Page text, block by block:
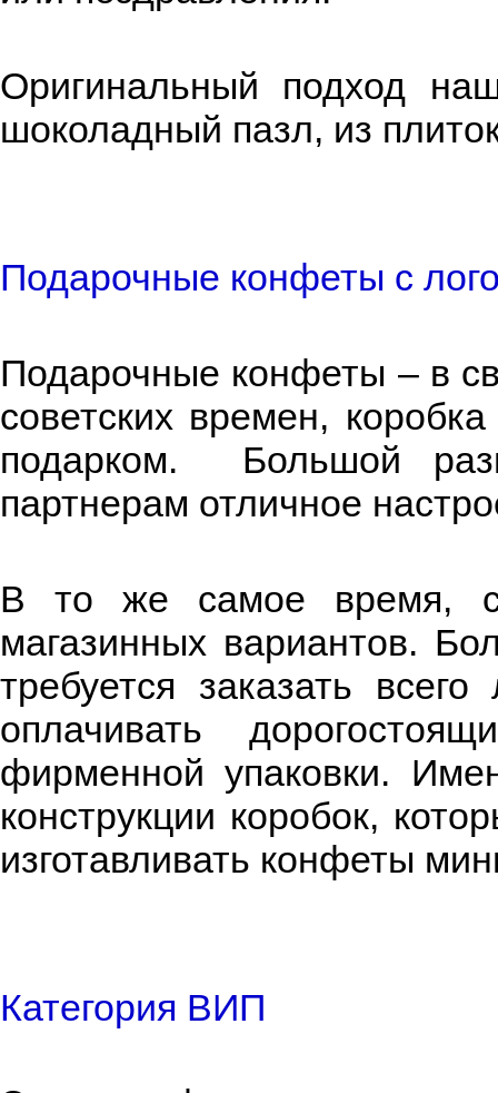
Оригинальный подход
шоколадный пазл, из
Подарочные конфеты с
Подарочные конфеты – в
советских времен,
подарком. Большой
партнерам отличное
В то же самое время,
магазинных вариантов.
требуется заказать
оплачивать
фирменной упаковки.
конструкции коробок,
изготавливать конфеты
Категория ВИП